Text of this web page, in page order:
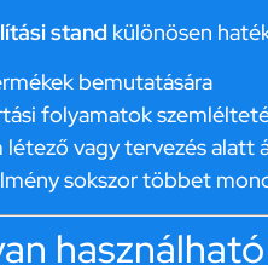
stand különösen
bemutatására
folyamatok
létező vagy tervezés alatt
sokszor többet